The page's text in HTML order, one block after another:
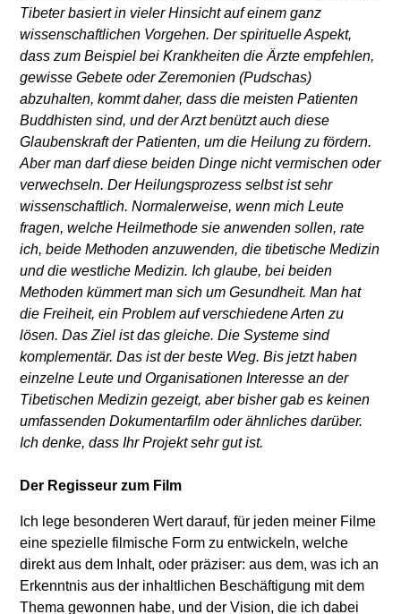
Tibeter basiert in vieler Hinsicht auf einem ganz
wissenschaftlichen Vorgehen. Der spirituelle Aspekt,
dass zum Beispiel bei Krankheiten die Ärzte empfehlen,
gewisse Gebete oder Zeremonien (Pudschas)
abzuhalten, kommt daher, dass die meisten Patienten
Buddhisten sind, und der Arzt benützt auch diese
Glaubenskraft der Patienten, um die Heilung zu fördern.
Aber man darf diese beiden Dinge nicht vermischen oder
verwechseln. Der Heilungsprozess selbst ist sehr
wissenschaftlich. Normalerweise, wenn mich Leute
fragen, welche Heilmethode sie anwenden sollen, rate
ich, beide Methoden anzuwenden, die tibetische Medizin
und die westliche Medizin. Ich glaube, bei beiden
Methoden kümmert man sich um Gesundheit. Man hat
die Freiheit, ein Problem auf verschiedene Arten zu
lösen. Das Ziel ist das gleiche. Die Systeme sind
komplementär. Das ist der beste Weg. Bis jetzt haben
einzelne Leute und Organisationen Interesse an der
Tibetischen Medizin gezeigt, aber bisher gab es keinen
umfassenden Dokumentarfilm oder ähnliches darüber.
Ich denke, dass Ihr Projekt sehr gut ist.
Der Regisseur zum Film
Ich lege besonderen Wert darauf, für jeden meiner Filme
eine spezielle filmische Form zu entwickeln, welche
direkt aus dem Inhalt, oder präziser: aus dem, was ich an
Erkenntnis aus der inhaltlichen Beschäftigung mit dem
Thema gewonnen habe, und der Vision, die ich dabei